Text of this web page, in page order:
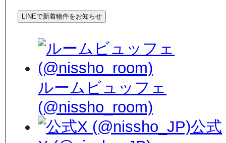
LINEで新着物件をお知らせ
ルームビュッフェ
(@nissho_room)
公式